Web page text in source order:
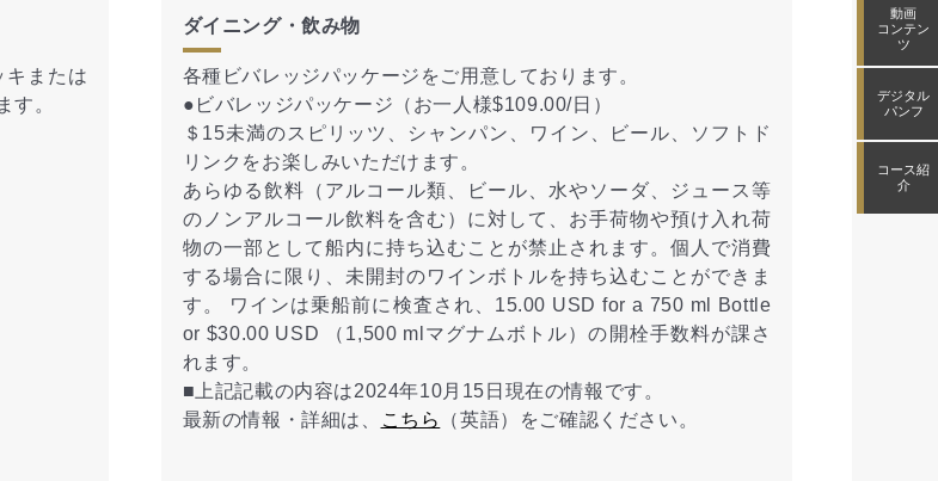
動画
コンテン
ツ
デジタル
パンフ
コース紹
介
キまたは
す。
ダイニング・飲み物
各種ビバレッジパッケージをご用意しております。
●ビバレッジパッケージ（お一人様$109.00/日）
＄15未満のスピリッツ、シャンパン、ワイン、ビール、ソフトド
リンクをお楽しみいただけます。
あらゆる飲料（アルコール類、ビール、水やソーダ、ジュース等
のノンアルコール飲料を含む）に対して、お手荷物や預け入れ荷
物の一部として船内に持ち込むことが禁止されます。個人で消費
する場合に限り、未開封のワインボトルを持ち込むことができま
す。 ワインは乗船前に検査され、15.00 USD for a 750 ml Bottle
or $30.00 USD （1,500 mlマグナムボトル）の開栓手数料が課さ
れます。
■上記記載の内容は2024年10月15日現在の情報です。
最新の情報・詳細は、
こちら （英語）をご確認ください。